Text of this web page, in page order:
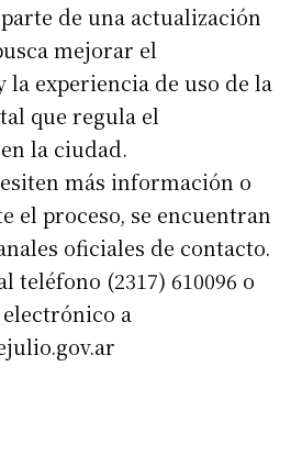
de una actualización
mejorar el
experiencia de uso de la
que regula el
la ciudad.
más información o
el proceso, se encuentran
oficiales de contacto.
teléfono (2317) 610096 o
a